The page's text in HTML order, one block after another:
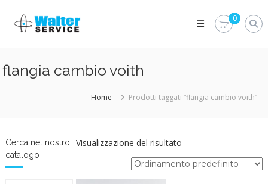
content
Walter
Service
parti
Walter
Service
Srl
0
flangia cambio voith
Home Prodotti taggati “flangia cambio voith”
Visualizzazione del risultato
Cerca nel nostro
catalogo